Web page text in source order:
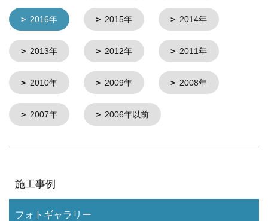
2016年 2015年 2014年
2013年 2012年 2011年
2010年 2009年 2008年
2007年 2006年以前
施工事例
フォトギャラリー